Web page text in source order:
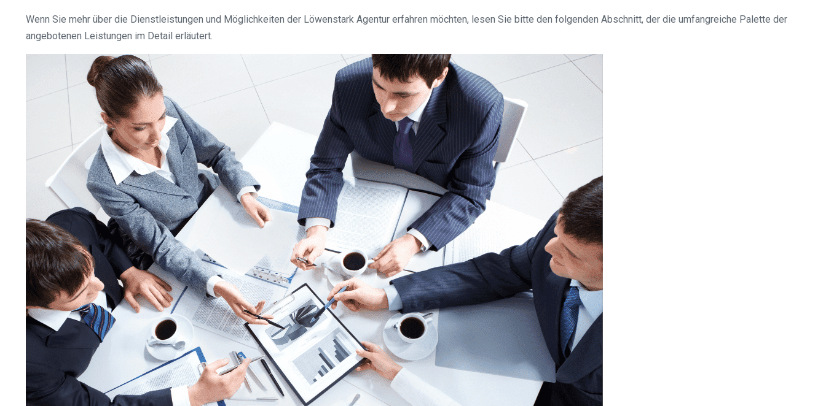
Wenn Sie mehr über die Dienstleistungen und Möglichkeiten der Löwenstark Agentur erfahren möchten, lesen Sie bitte den folgenden Abschnitt, der die umfangreiche Palette der
angebotenen Leistungen im Detail erläutert.